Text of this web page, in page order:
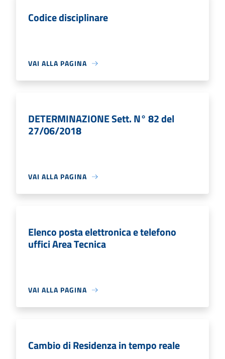
Codice disciplinare
VAI ALLA PAGINA
DETERMINAZIONE Sett. N° 82 del
27/06/2018
VAI ALLA PAGINA
Elenco posta elettronica e telefono
uffici Area Tecnica
VAI ALLA PAGINA
Cambio di Residenza in tempo reale